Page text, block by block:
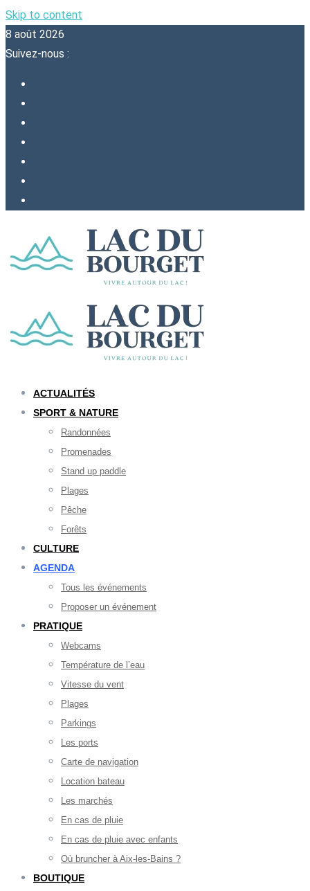
Skip to content
8 août 2026
Suivez-nous :
ACTUALITÉS
SPORT & NATURE
Randonnées
Promenades
Stand up paddle
Plages
Pêche
Forêts
CULTURE
AGENDA
Tous les événements
Proposer un événement
PRATIQUE
Webcams
Température de l’eau
Vitesse du vent
Plages
Parkings
Les ports
Carte de navigation
Location bateau
Les marchés
En cas de pluie
En cas de pluie avec enfants
Où bruncher à Aix-les-Bains ?
BOUTIQUE